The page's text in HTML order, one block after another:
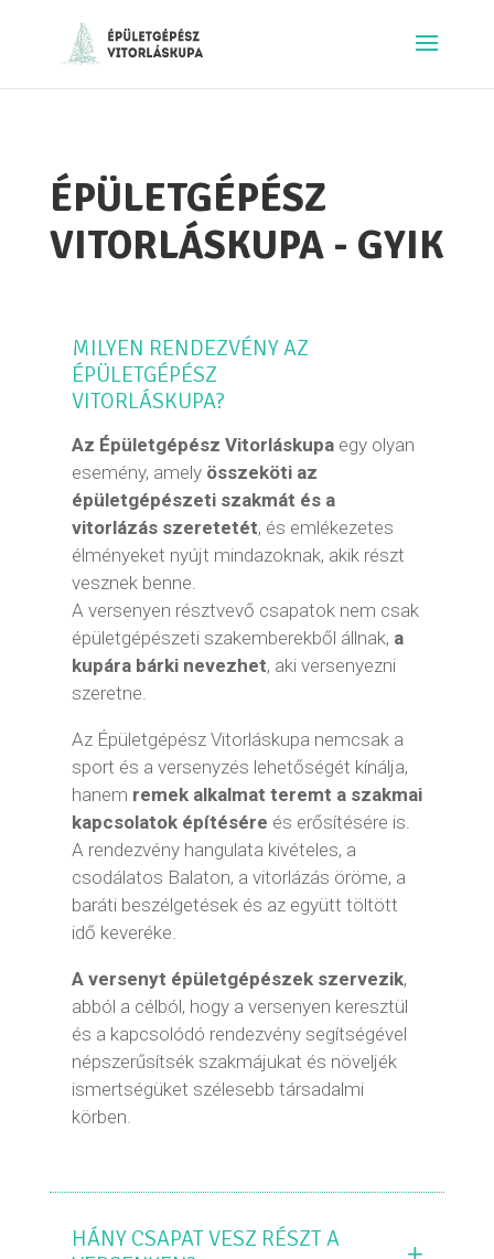
ÉPÜLETGÉPÉSZ
VITORLÁSKUPA - GYIK
MILYEN RENDEZVÉNY AZ
ÉPÜLETGÉPÉSZ
VITORLÁSKUPA?
Az Épületgépész Vitorláskupaegy olyan
esemény, amely összeköti az
épületgépészeti szakmát és a
vitorlázás szeretetét, és emlékezetes
élményeket nyújt mindazoknak, akik részt
vesznek benne.
A versenyen résztvevő csapatok nem csak
épületgépészeti szakemberekből állnak, a
kupára bárki nevezhet, aki versenyezni
szeretne.
Az Épületgépész Vitorláskupa nemcsak a
sport és a versenyzés lehetőségét kínálja,
hanem remek alkalmat teremt a szakmai
kapcsolatok építésére és erősítésére is.
A rendezvény hangulata kivételes, a
csodálatos Balaton, a vitorlázás öröme, a
baráti beszélgetések és az együtt töltött
idő keveréke.
A versenyt épületgépészek szervezik,
abból a célból, hogy a versenyen keresztül
és a kapcsolódó rendezvény segítségével
népszerűsítsék szakmájukat és növeljék
ismertségüket szélesebb társadalmi
körben.
HÁNY CSAPAT VESZ RÉSZT A